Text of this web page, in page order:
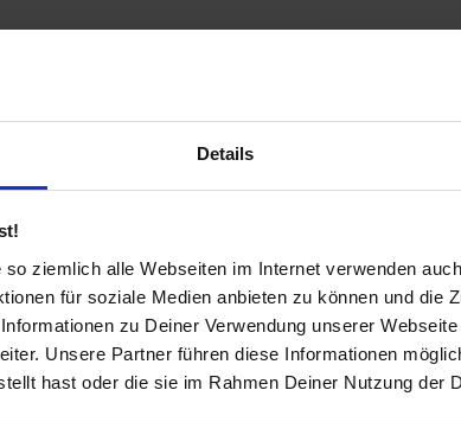
Details
so ziemlich alle Webseiten im Internet verwenden
für soziale Medien anbieten zu können und die
zu Deiner Verwendung unserer
Unsere Partner führen diese Informationen
hast oder die sie im Rahmen Deiner Nutzung der